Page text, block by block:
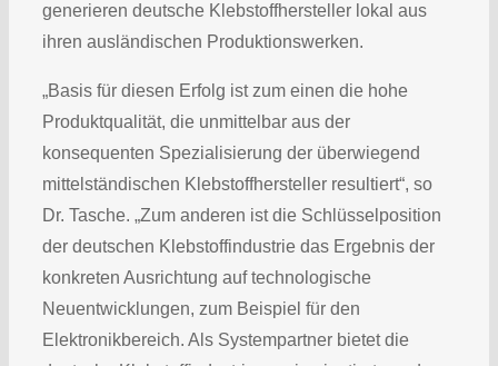
generieren deutsche Klebstoffhersteller lokal aus
ihren ausländischen Produktionswerken.
„Basis für diesen Erfolg ist zum einen die hohe
Produktqualität, die unmittelbar aus der
konsequenten Spezialisierung der überwiegend
mittelständischen Klebstoffhersteller resultiert“, so
Dr. Tasche. „Zum anderen ist die Schlüsselposition
der deutschen Klebstoffindustrie das Ergebnis der
konkreten Ausrichtung auf technologische
Neuentwicklungen, zum Beispiel für den
Elektronikbereich. Als Systempartner bietet die